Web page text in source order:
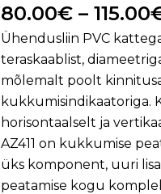
80.00€ – 115.00
Ühendusliin PVC
teraskaablist,
mõlemalt poolt
kukkumisindikaatoriga.
horisontaalselt ja
AZ411 on kukkumise
üks komponent, uuri
peatamise kogu